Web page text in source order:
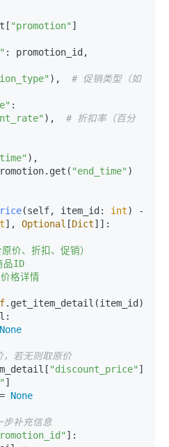
"promotion" ]
: promotion_id,
), # 促销类型（如
:
), # 折扣率（百分
),
"end_time" )
(self, item_id: int) -
], Optional [Dict]]:
.get_item_detail(item_id)
None
若无则取原价
"discount_price"
]
None
补充信息
]: